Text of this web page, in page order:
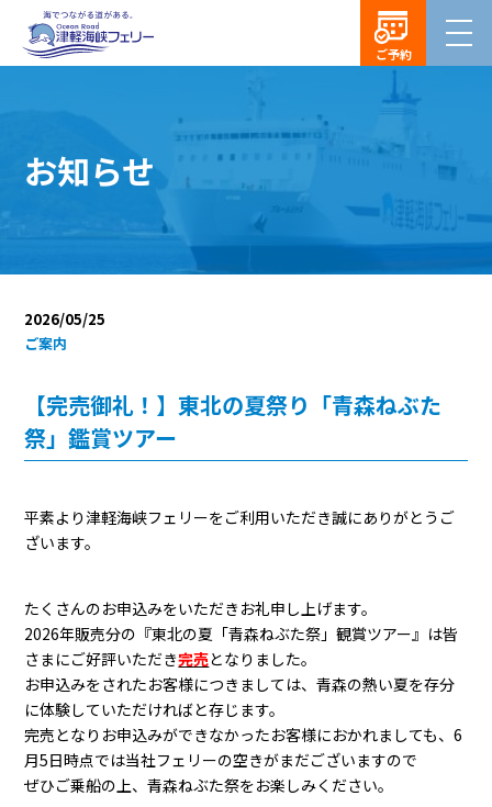
ご予約
お知らせ
2026/05/25
ご案内
【完売御礼！】東北の夏祭り「青森ねぶた
祭」鑑賞ツアー
平素より津軽海峡フェリーをご利用いただき誠にありがとうご
ざいます。
たくさんのお申込みをいただきお礼申し上げます。
2026年販売分の『東北の夏「青森ねぶた祭」観賞ツアー』は皆
さまにご好評いただき完売となりました。
お申込みをされたお客様につきましては、青森の熱い夏を存分
に体験していただければと存じます。
完売となりお申込みができなかったお客様におかれましても、6
月5日時点では当社フェリーの空きがまだございますので
ぜひご乗船の上、青森ねぶた祭をお楽しみください。